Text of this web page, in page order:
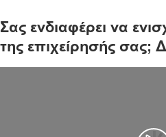
Σας ενδιαφέρει να
της επιχείρησής σας;